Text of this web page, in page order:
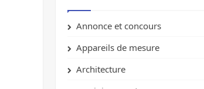
Annonce et concours
Appareils de mesure
Architecture